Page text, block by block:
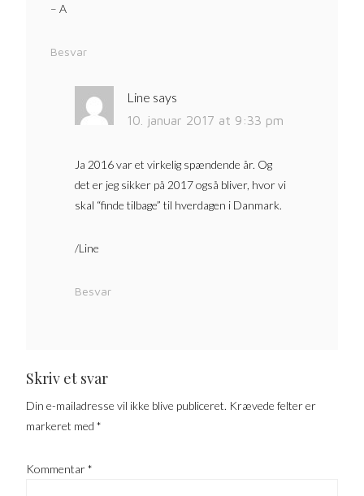
– A
Besvar
Line says
10. januar 2017 at 9:33 pm
Ja 2016 var et virkelig spændende år. Og
det er jeg sikker på 2017 også bliver, hvor vi
skal “finde tilbage” til hverdagen i Danmark.
/Line
Besvar
Skriv et svar
Din e-mailadresse vil ikke blive publiceret. Krævede felter er
markeret med*
Kommentar*